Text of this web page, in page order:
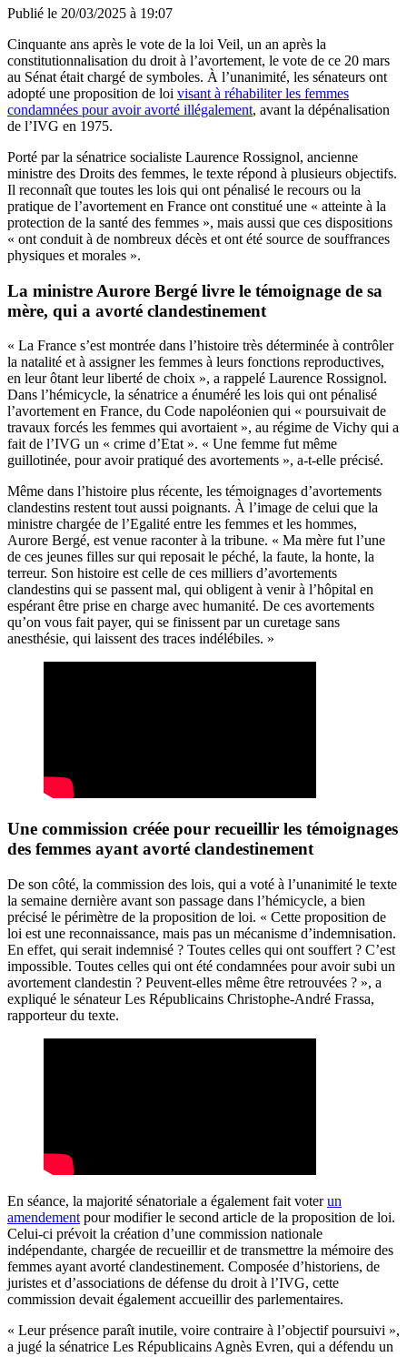
Publié le 20/03/2025 à 19:07
Cinquante ans après le vote de la loi Veil, un an après la
constitutionnalisation du droit à l’avortement, le vote de ce 20 mars
au Sénat était chargé de symboles. À l’unanimité, les sénateurs ont
adopté une proposition de loi visant à réhabiliter les femmes
condamnées pour avoir avorté illégalement, avant la dépénalisation
de l’IVG en 1975.
Porté par la sénatrice socialiste Laurence Rossignol, ancienne
ministre des Droits des femmes, le texte répond à plusieurs objectifs.
Il reconnaît que toutes les lois qui ont pénalisé le recours ou la
pratique de l’avortement en France ont constitué une « atteinte à la
protection de la santé des femmes », mais aussi que ces dispositions
« ont conduit à de nombreux décès et ont été source de souffrances
physiques et morales ».
La ministre Aurore Bergé livre le témoignage de sa
mère, qui a avorté clandestinement
« La France s’est montrée dans l’histoire très déterminée à contrôler
la natalité et à assigner les femmes à leurs fonctions reproductives,
en leur ôtant leur liberté de choix », a rappelé Laurence Rossignol.
Dans l’hémicycle, la sénatrice a énuméré les lois qui ont pénalisé
l’avortement en France, du Code napoléonien qui « poursuivait de
travaux forcés les femmes qui avortaient », au régime de Vichy qui a
fait de l’IVG un « crime d’Etat ». « Une femme fut même
guillotinée, pour avoir pratiqué des avortements », a-t-elle précisé.
Même dans l’histoire plus récente, les témoignages d’avortements
clandestins restent tout aussi poignants. À l’image de celui que la
ministre chargée de l’Egalité entre les femmes et les hommes,
Aurore Bergé, est venue raconter à la tribune. « Ma mère fut l’une
de ces jeunes filles sur qui reposait le péché, la faute, la honte, la
terreur. Son histoire est celle de ces milliers d’avortements
clandestins qui se passent mal, qui obligent à venir à l’hôpital en
espérant être prise en charge avec humanité. De ces avortements
qu’on vous fait payer, qui se finissent par un curetage sans
anesthésie, qui laissent des traces indélébiles. »
Une commission créée pour recueillir les témoignages
des femmes ayant avorté clandestinement
De son côté, la commission des lois, qui a voté à l’unanimité le texte
la semaine dernière avant son passage dans l’hémicycle, a bien
précisé le périmètre de la proposition de loi. « Cette proposition de
loi est une reconnaissance, mais pas un mécanisme d’indemnisation.
En effet, qui serait indemnisé ? Toutes celles qui ont souffert ? C’est
impossible. Toutes celles qui ont été condamnées pour avoir subi un
avortement clandestin ? Peuvent-elles même être retrouvées ? », a
expliqué le sénateur Les Républicains Christophe-André Frassa,
rapporteur du texte.
En séance, la majorité sénatoriale a également fait voterun
amendement pour modifier le second article de la proposition de loi.
Celui-ci prévoit la création d’une commission nationale
indépendante, chargée de recueillir et de transmettre la mémoire des
femmes ayant avorté clandestinement. Composée d’historiens, de
juristes et d’associations de défense du droit à l’IVG, cette
commission devait également accueillir des parlementaires.
« Leur présence paraît inutile, voire contraire à l’objectif poursuivi »,
a jugé la sénatrice Les Républicains Agnès Evren, qui a défendu un